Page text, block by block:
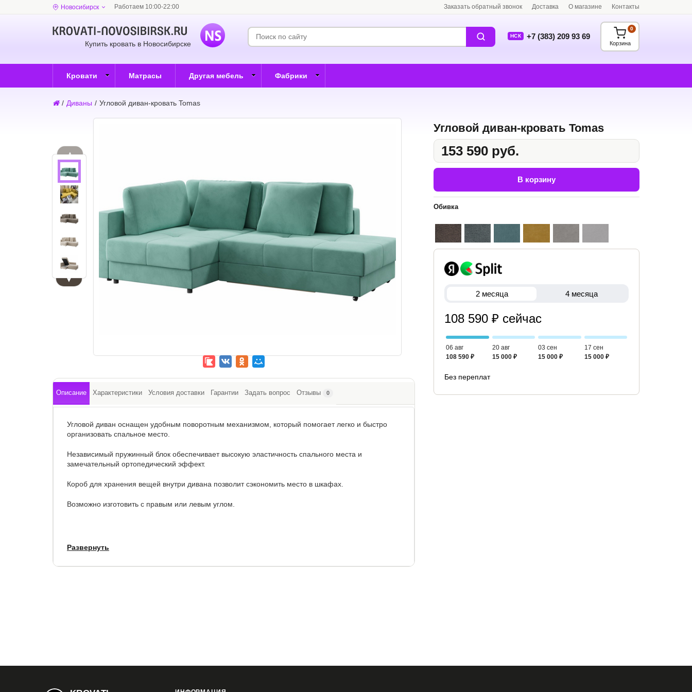
Новосибирск Работаем 10:00-22:00 Заказать обратный звонок Доставка О магазине Контакты
Купить кровать в Новосибирске
НСК +7 (383) 209 93 69
Корзина
0
Кровати Матрасы Другая мебель Фабрики
/ Диваны / Угловой диван-кровать Tomas
▲
▼
Угловой диван-кровать Tomas
153 590 руб.
В корзину
Обивка
2 месяца 4 месяца
108 590 ₽ сейчас
06 авг
108 590 ₽
20 авг
15 000 ₽
03 сен
15 000 ₽
17 сен
15 000 ₽
Без переплат
Описание Характеристики Условия доставки Гарантии Задать вопрос Отзывы 0
Угловой диван оснащен удобным поворотным механизмом, который помогает легко и быстро
организовать спальное место.
Независимый пружинный блок обеспечивает высокую эластичность спального места и
замечательный ортопедический эффект.
Короб для хранения вещей внутри дивана позволит сэкономить место в шкафах.
Возможно изготовить с правым или левым углом.
Габаритные размеры:
Длина дивана: 271 см.
Гарантия:1,5 года.
Развернуть